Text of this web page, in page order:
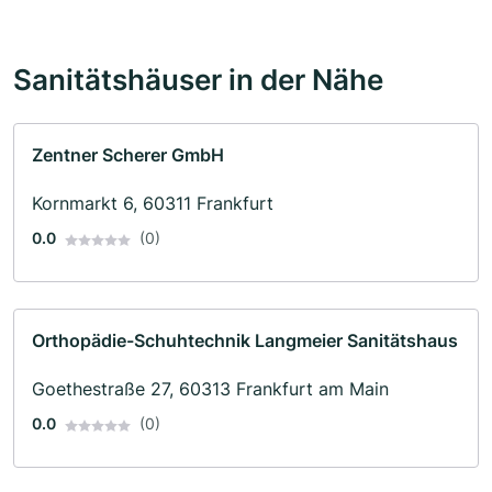
Sanitätshäuser in der Nähe
Zentner Scherer GmbH
Kornmarkt 6, 60311 Frankfurt
0.0 (0)
Orthopädie-Schuhtechnik Langmeier Sanitätshaus
Goethestraße 27, 60313 Frankfurt am Main
0.0 (0)